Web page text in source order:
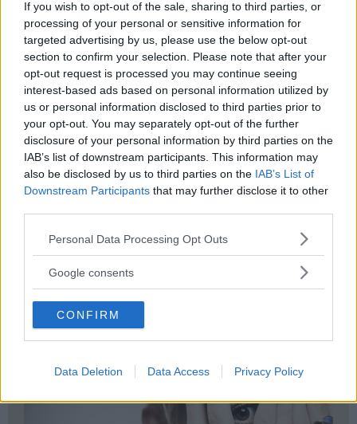
If you wish to opt-out of the sale, sharing to third parties, or
processing of your personal or sensitive information for
targeted advertising by us, please use the below opt-out
section to confirm your selection. Please note that after your
opt-out request is processed you may continue seeing
interest-based ads based on personal information utilized by
us or personal information disclosed to third parties prior to
your opt-out. You may separately opt-out of the further
disclosure of your personal information by third parties on the
IAB’s list of downstream participants. This information may
also be disclosed by us to third parties on the IAB’s List of
Downstream Participants that may further disclose it to other
Please note that this website/app uses one or more Google
not limited to your visit or usage behaviour. You may click to
use your data for below specified purposes in below Google
consent section.
Personal Data Processing Opt Outs
Google consents
CONFIRM
Data Deletion Data Access Privacy Policy
Purtroppo, approcciare qualcuno che ci
interessa è sempre difficile, specialmente se a
farlo siamo noi donne.
Diciamoci la verità, quando è un uomo a
corteggiarci siamo sempre a metà dell’opera,
e tutto è molto più semplice. Il fatto che
conosci molto bene un suo amico è tutto di
guadagnato: perché non gli proponi un’uscita
, per non rendere le cose “sospette”.
Continua a leggere dopo la pubblicità